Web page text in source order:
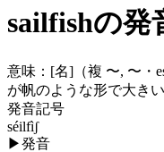
sailfishの発
意味： [名] （複 〜, 〜
が帆のような形で大き
発音記号
séilfìʃ
▶発音